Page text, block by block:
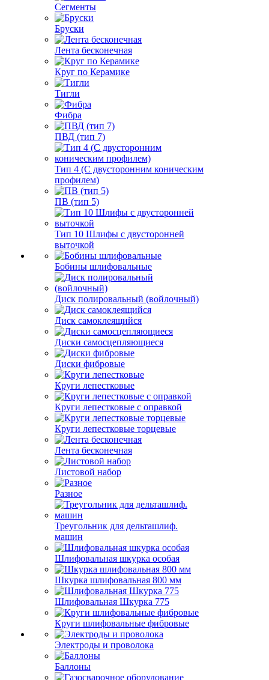
Сегменты
Бруски
Лента бесконечная
Круг по Керамике
Тигли
Фибра
ПВД (тип 7)
Тип 4 (С двусторонним коническим
профилем)
ПВ (тип 5)
Тип 10 Шлифы с двусторонней
выточкой
Бобины шлифовальные
Диск полировальный (войлочный)
Диск самоклеящийся
Диски самосцепляющиеся
Диски фибровые
Круги лепестковые
Круги лепестковые с оправкой
Круги лепестковые торцевые
Лента бесконечная
Листовой набор
Разное
Треугольник для дельташлиф.
машин
Шлифовальная шкурка особая
Шкурка шлифовальная 800 мм
Шлифовальная Шкурка 775
Круги шлифовальные фибровые
Электроды и проволока
Баллоны